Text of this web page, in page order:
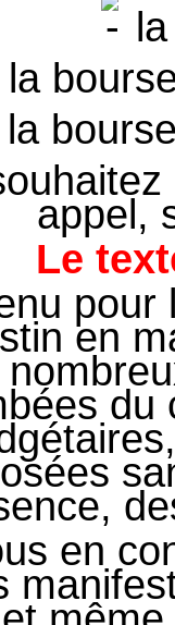
la
la
appel,
Le
en
du
en